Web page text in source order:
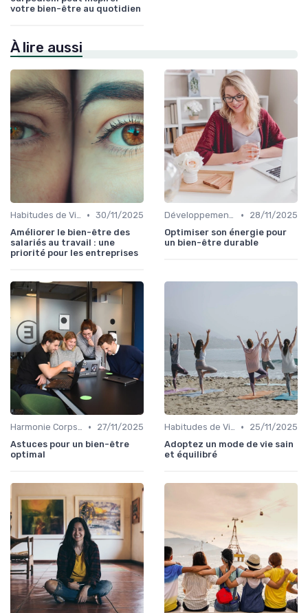
votre bien-être au quotidien
À lire aussi
Habitudes de Vie Saines • 30/11/2025
Améliorer le bien-être des
salariés au travail : une
priorité pour les entreprises
Développement Durable et Bien-être •
28/11/2025
Optimiser son énergie pour
un bien-être durable
Harmonie Corps-Esprit •
27/11/2025
Astuces pour un bien-être
optimal
Habitudes de Vie Saines •
25/11/2025
Adoptez un mode de vie sain
et équilibré